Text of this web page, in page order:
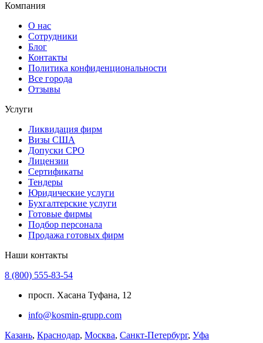
Компания
О нас
Сотрудники
Блог
Контакты
Политика конфиденциональности
Все города
Отзывы
Услуги
Ликвидация фирм
Визы США
Допуски СРО
Лицензии
Сертификаты
Тендеры
Юридические услуги
Бухгалтерские услуги
Готовые фирмы
Подбор персонала
Продажа готовых фирм
Наши контакты
8 (800) 555-83-54
просп. Хасана Туфана, 12
info@kosmin-grupp.com
Казань, Краснодар, Москва, Санкт-Петербург, Уфа